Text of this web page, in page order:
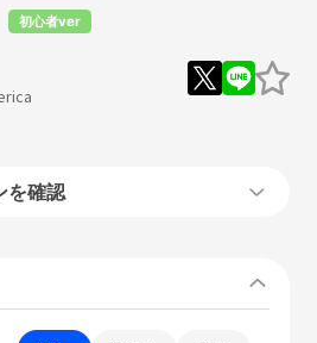
初心者ver
を確認